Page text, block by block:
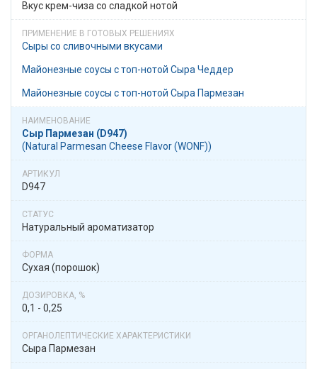
Вкус крем-чиза со сладкой нотой
Сыры со сливочными вкусами
Майонезные соусы с топ-нотой Сыра Чеддер
Майонезные соусы с топ-нотой Сыра Пармезан
Сыр Пармезан (D947)
(Natural Parmesan Cheese Flavor (WONF))
D947
Натуральный ароматизатор
Сухая (порошок)
0,1 - 0,25
Сыра Пармезан